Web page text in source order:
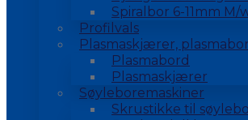
Spiralbor 6-11mm
Profilvals
Plasmaskjærer,
Plasmabord
Plasmaskjærer
Søyleboremaskiner
Skrustikke til